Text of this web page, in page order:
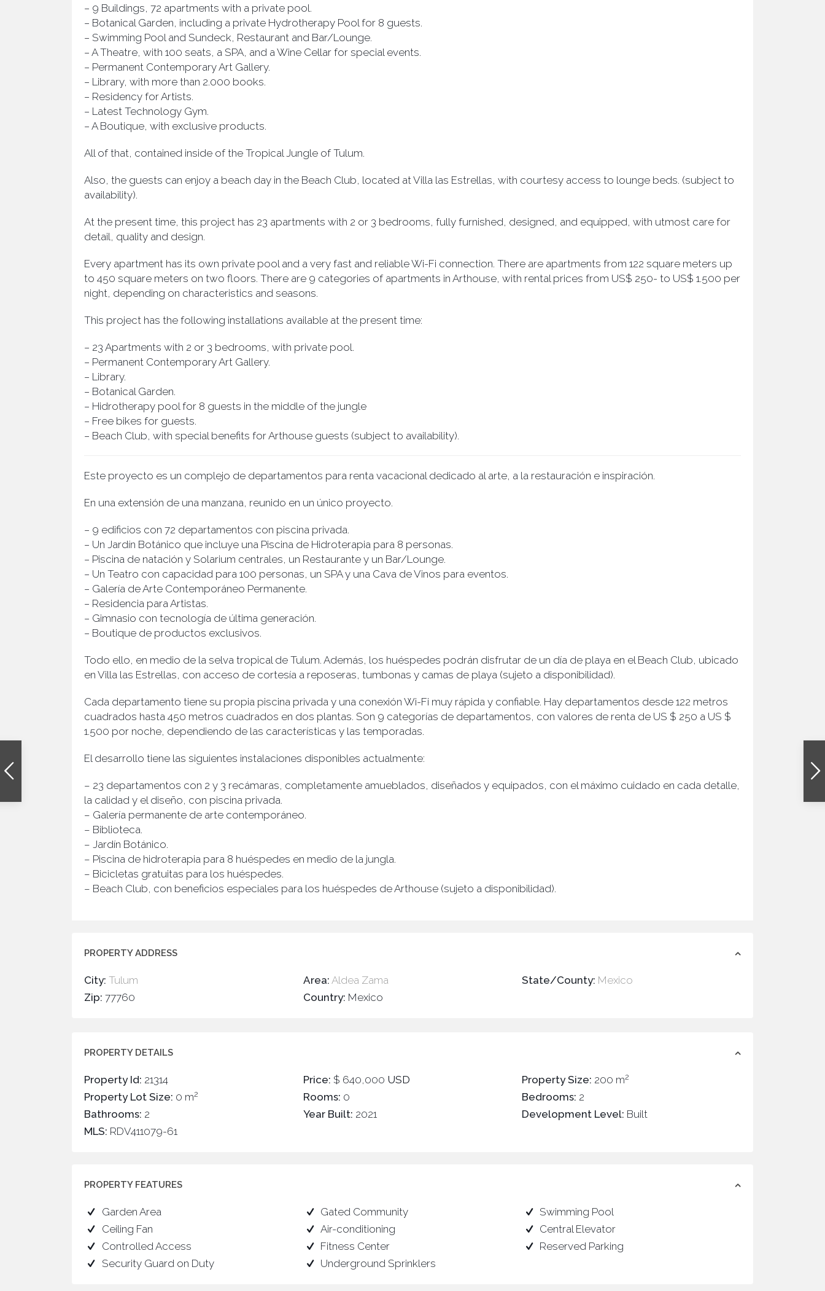
− 9 Buildings, 72 apartments with a private pool.
− Botanical Garden, including a private Hydrotherapy Pool for 8 guests.
− Swimming Pool and Sundeck, Restaurant and Bar/Lounge.
− A Theatre, with 100 seats, a SPA, and a Wine Cellar for special events.
− Permanent Contemporary Art Gallery.
− Library, with more than 2.000 books.
− Residency for Artists.
− Latest Technology Gym.
− A Boutique, with exclusive products.
All of that, contained inside of the Tropical Jungle of Tulum.
Also, the guests can enjoy a beach day in the Beach Club, located at Villa las Estrellas, with courtesy access to lounge beds. (subject to
availability).
At the present time, this project has 23 apartments with 2 or 3 bedrooms, fully furnished, designed, and equipped, with utmost care for
detail, quality and design.
Every apartment has its own private pool and a very fast and reliable Wi-Fi connection. There are apartments from 122 square meters up
to 450 square meters on two floors. There are 9 categories of apartments in Arthouse, with rental prices from US$ 250- to US$ 1.500 per
night, depending on characteristics and seasons.
This project has the following installations available at the present time:
− 23 Apartments with 2 or 3 bedrooms, with private pool.
− Permanent Contemporary Art Gallery.
− Library.
− Botanical Garden.
− Hidrotherapy pool for 8 guests in the middle of the jungle
− Free bikes for guests.
− Beach Club, with special benefits for Arthouse guests (subject to availability).
Este proyecto es un complejo de departamentos para renta vacacional dedicado al arte, a la restauración e inspiración.
En una extensión de una manzana, reunido en un único proyecto.
− 9 edificios con 72 departamentos con piscina privada.
− Un Jardín Botánico que incluye una Piscina de Hidroterapia para 8 personas.
− Piscina de natación y Solarium centrales, un Restaurante y un Bar/Lounge.
− Un Teatro con capacidad para 100 personas, un SPA y una Cava de Vinos para eventos.
− Galería de Arte Contemporáneo Permanente.
− Residencia para Artistas.
− Gimnasio con tecnología de última generación.
− Boutique de productos exclusivos.
Todo ello, en medio de la selva tropical de Tulum. Además, los huéspedes podrán disfrutar de un día de playa en el Beach Club, ubicado
en Villa las Estrellas, con acceso de cortesía a reposeras, tumbonas y camas de playa (sujeto a disponibilidad).
Cada departamento tiene su propia piscina privada y una conexión Wi-Fi muy rápida y confiable. Hay departamentos desde 122 metros
cuadrados hasta 450 metros cuadrados en dos plantas. Son 9 categorías de departamentos, con valores de renta de US $ 250 a US $
1.500 por noche, dependiendo de las características y las temporadas.
El desarrollo tiene las siguientes instalaciones disponibles actualmente:
– 23 departamentos con 2 y 3 recámaras, completamente amueblados, diseñados y equipados, con el máximo cuidado en cada detalle,
la calidad y el diseño, con piscina privada.
– Galería permanente de arte contemporáneo.
– Biblioteca.
– Jardín Botánico.
– Piscina de hidroterapia para 8 huéspedes en medio de la jungla.
– Bicicletas gratuitas para los huéspedes.
– Beach Club, con beneficios especiales para los huéspedes de Arthouse (sujeto a disponibilidad).
PROPERTY ADDRESS
City: Tulum Area: Aldea Zama State/County: Mexico
Zip: 77760 Country: Mexico
PROPERTY DETAILS
Property Id: 21314 Price: $ 640,000 USD Property Size: 200 m2
Property Lot Size: 0 m2 Rooms: 0 Bedrooms: 2
Bathrooms: 2 Year Built: 2021 Development Level: Built
MLS: RDV411079-61
PROPERTY FEATURES
Garden Area Gated Community
Swimming Pool
Ceiling Fan
Air-conditioning
Central Elevator
Controlled Access
Fitness Center
Reserved Parking
Security Guard on Duty
Underground Sprinklers